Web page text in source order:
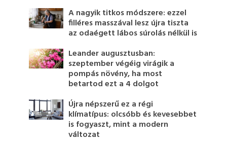
A nagyik titkos módszere: ezzel
filléres masszával lesz újra tiszta
az odaégett lábos súrolás nélkül is
Leander augusztusban:
szeptember végéig virágik a
pompás növény, ha most
betartod ezt a 4 dolgot
Újra népszerű ez a régi
klímatípus: olcsóbb és kevesebbet
is fogyaszt, mint a modern
változat